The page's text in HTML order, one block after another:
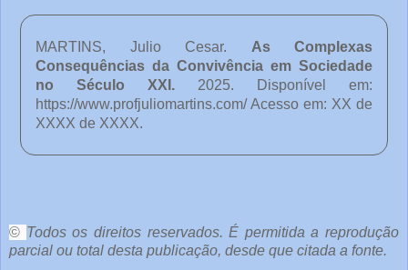
MARTINS, Julio Cesar. As Complexas
Consequências da Convivência em Sociedade
no Século XXI . 2025. Disponível em:
https://www.profjuliomartins.com/ Acesso em: XX de
XXXX de XXXX.
ê
© Todos os direitos reservados. É permitida a reprodução
parcial ou total desta publicação, desde que citada a fonte.